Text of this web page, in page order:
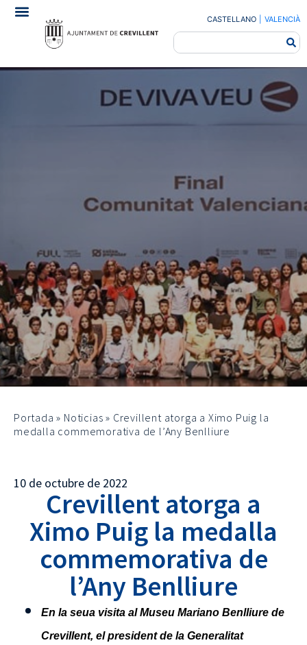
CASTELLANO VALENCIÀ
Portada » Noticias » Crevillent atorga a Ximo Puig la
medalla commemorativa de l’Any Benlliure
10 de octubre de 2022
Crevillent atorga a
Ximo Puig la medalla
commemorativa de
l’Any Benlliure
En la seua visita al Museu Mariano Benlliure de
Crevillent, el president de la Generalitat